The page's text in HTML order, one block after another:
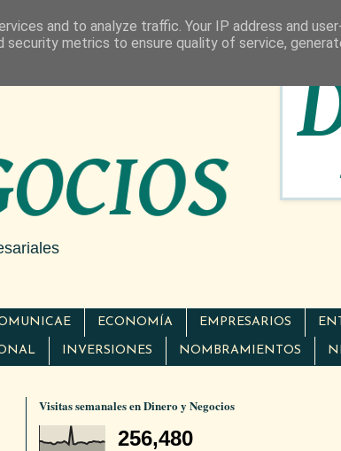
ECONOMÍA EMPRESARIOS
INVERSIONES NOMBRAMIENTOS
Visitas semanales en Dinero y Negocios
256,480
and to analyze traffic. Your IP address and
security metrics to ensure quality of service,